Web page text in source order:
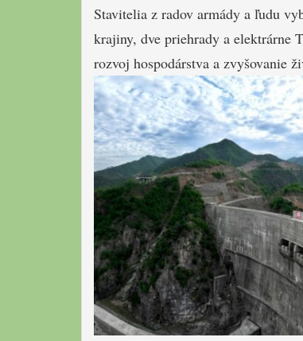
Stavitelia z radov armády a ľudu
krajiny, dve priehrady a elektrárne
rozvoj hospodárstva a zvyšovanie